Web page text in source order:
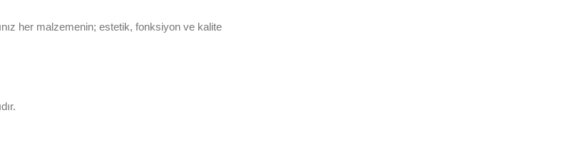
her malzemenin; estetik, fonksiyon ve kalite